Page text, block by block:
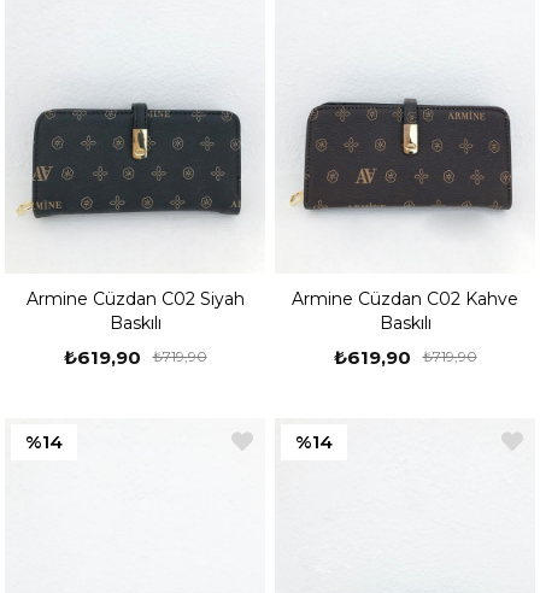
Armine Cüzdan C02 Siyah
Baskılı
₺619,90 ₺719,90
Armine Cüzdan C02 Kahve
Baskılı
₺619,90 ₺719,90
%14 %14